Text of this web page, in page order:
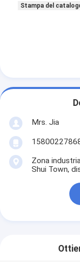
Stampa del
Mrs. Jia
Zona
Shui Town,